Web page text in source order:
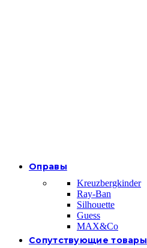
Оправы
Kreuzbergkinder
Ray-Ban
Silhouette
Guess
MAX&Co
Сопутствующие товары